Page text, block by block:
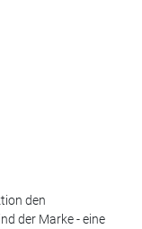
den
der Marke - eine